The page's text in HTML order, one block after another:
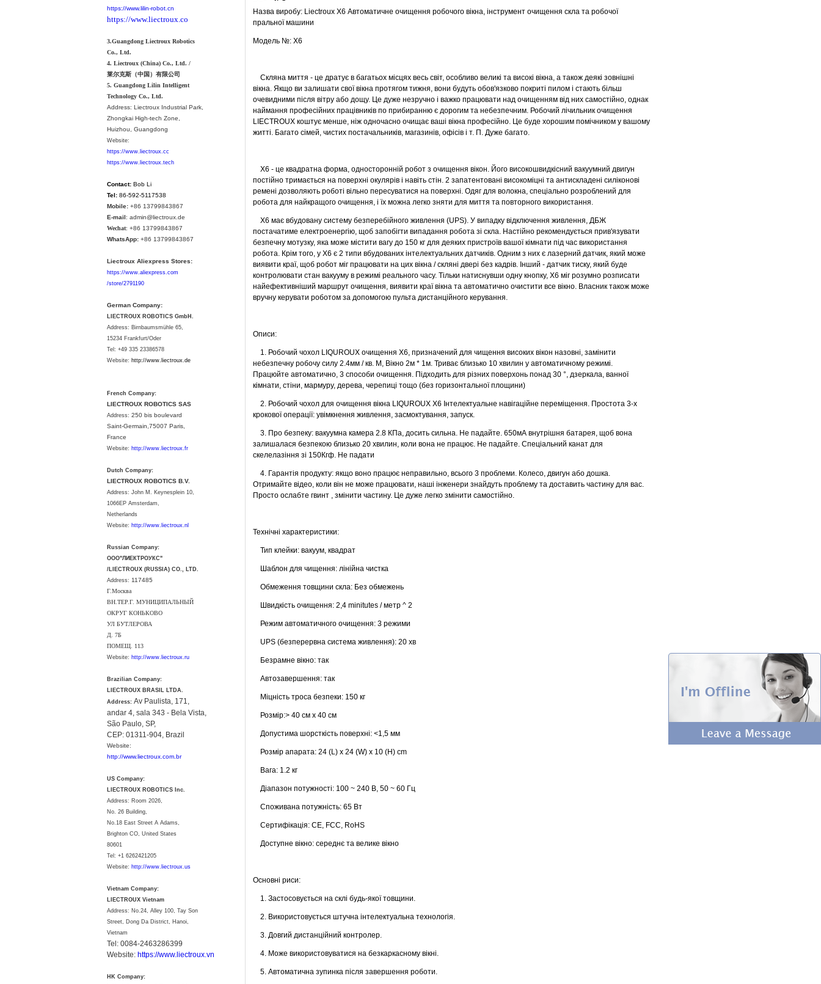
https://www.lilin-robot.cn
https://www.liectroux.co
3.Guangdong Liectroux Robotics
Co., Ltd.
4. Liectroux (China) Co., Ltd. /
莱尔克斯（中国）有限公司
5. Guangdong Lilin Intelligent
Technology Co., Ltd.
Address: Liectroux Industrial Park,
Zhongkai High-tech Zone,
Huizhou, Guangdong
Website:
https://www.liectroux.cc
https://www.liectroux.tech
Contact:Bob Li
Tel:86-592-5117538
Mobile:+86 13799843867
E-mail: admin@liectroux.de
Wechat: +86 13799843867
WhatsApp:+86 13799843867
Liectroux Aliexpress Stores:
https://www.aliexpress.com
/store/2791190
German Company:
LIECTROUX ROBOTICS GmbH.
Address: Birnbaumsmühle 65,
15234 Frankfurt/Oder
Tel: +49 335 23386578
Website: http://www.liectroux.de
French Company:
LIECTROUX ROBOTICS SAS
Address: 250 bis boulevard
Saint-Germain,75007 Paris,
France
Website: http://www.liectroux.fr
Dutch Company:
LIECTROUX ROBOTICS B.V.
Address: John M. Keynesplein 10,
1066EP Amsterdam,
Netherlands
Website: http://www.liectroux.nl
Russian Company:
ООО"ЛИЕКТРОУКС"
/LIECTROUX (RUSSIA) CO., LTD.
Address: 117485
Г.Москва
ВН.ТЕР.Г. МУНИЦИПАЛЬНЫЙ
ОКРУГ КОНЬКОВО
УЛ БУТЛЕРОВА
Д. 7Б
ПОМЕЩ. 113
Website: http://www.liectroux.ru
Brazilian Company:
LIECTROUX BRASIL LTDA.
Address: Av Paulista, 171,
andar 4, sala 343 - Bela Vista,
São Paulo, SP,
CEP: 01311-904, Brazil
Website:
http://www.liectroux.com.br
US Company:
LIECTROUX ROBOTICS Inc.
Address: Room 2026,
No. 26 Building,
No.18 East Street A Adams,
Brighton CO, United States
80601
Tel: +1 6262421205
Website: http://www.liectroux.us
Vietnam Company:
LIECTROUX Vietnam
Address: No.24, Alley 100, Tay Son
Street, Dong Da District, Hanoi,
Vietnam
Tel: 0084-2463286399
Website: https://www.liectroux.vn
HK Company:
Назва виробу: Liectroux X6 Автоматичне очищення робочого вікна, інструмент очищення скла та робочої
пральної машини
Модель №: X6
Скляна миття - це дратує в багатьох місцях весь світ, особливо великі та високі вікна, а також деякі зовнішні
вікна. Якщо ви залишати свої вікна протягом тижня, вони будуть обов'язково покриті пилом і стають більш
очевидними після вітру або дощу. Це дуже незручно і важко працювати над очищенням від них самостійно, однак
наймання професійних працівників по прибиранню є дорогим та небезпечним. Робочий лічильник очищення
LIECTROUX коштує менше, ніж одночасно очищає ваші вікна професійно. Це буде хорошим помічником у вашому
житті. Багато сімей, чистих постачальників, магазинів, офісів і т. П. Дуже багато.
X6 - це квадратна форма, односторонній робот з очищення вікон. Його високошвидкісний вакуумний двигун
постійно тримається на поверхні окулярів і навіть стін. 2 запатентовані високоміцні та антискладені силіконові
ремені дозволяють роботі вільно пересуватися на поверхні. Одяг для волокна, спеціально розроблений для
робота для найкращого очищення, і їх можна легко зняти для миття та повторного використання.
X6 має вбудовану систему безперебійного живлення (UPS). У випадку відключення живлення, ДБЖ
постачатиме електроенергію, щоб запобігти випадання робота зі скла. Настійно рекомендується прив'язувати
безпечну мотузку, яка може містити вагу до 150 кг для деяких пристроїв вашої кімнати під час використання
робота. Крім того, у X6 є 2 типи вбудованих інтелектуальних датчиків. Одним з них є лазерний датчик, який може
виявити краї, щоб робот міг працювати на цих вікна / скляні двері без кадрів. Інший - датчик тиску, який буде
контролювати стан вакууму в режимі реального часу. Тільки натиснувши одну кнопку, X6 міг розумно розписати
найефективніший маршрут очищення, виявити краї вікна та автоматично очистити все вікно. Власник також може
вручну керувати роботом за допомогою пульта дистанційного керування.
Описи:
1. Робочий чохол LIQUROUX очищення X6, призначений для чищення високих вікон назовні, замінити
небезпечну робочу силу 2.4мм / кв. М, Вікно 2м * 1м. Триває близько 10 хвилин у автоматичному режимі.
Працюйте автоматично, 3 способи очищення. Підходить для різних поверхонь понад 30 °, дзеркала, ванної
кімнати, стіни, мармуру, дерева, черепиці тощо (без горизонтальної площини)
2. Робочий чохол для очищення вікна LIQUROUX X6 Інтелектуальне навігаційне переміщення. Простота 3-х
крокової операції: увімкнення живлення, засмоктування, запуск.
3. Про безпеку: вакуумна камера 2.8 КПа, досить сильна. Не падайте. 650мА внутрішня батарея, щоб вона
залишалася безпекою близько 20 хвилин, коли вона не працює. Не падайте. Спеціальний канат для
скелелазіння зі 150Кгф. Не падати
4. Гарантія продукту: якщо воно працює неправильно, всього 3 проблеми. Колесо, двигун або дошка.
Отримайте відео, коли він не може працювати, наші інженери знайдуть проблему та доставить частину для вас.
Просто ослабте гвинт , змінити частину. Це дуже легко змінити самостійно.
Технічні характеристики:
Тип клейки: вакуум, квадрат
Шаблон для чищення: лінійна чистка
Обмеження товщини скла: Без обмежень
Швидкість очищення: 2,4 minitutes / метр ^ 2
Режим автоматичного очищення: 3 режими
UPS (безперервна система живлення): 20 хв
Безрамне вікно: так
Автозавершення: так
Міцність троса безпеки: 150 кг
Розмір:> 40 см х 40 см
Допустима шорсткість поверхні: <1,5 мм
Розмір апарата: 24 (L) x 24 (W) x 10 (H) cm
Вага: 1.2 кг
Діапазон потужності: 100 ~ 240 В, 50 ~ 60 Гц
Споживана потужність: 65 Вт
Сертифікація: CE, FCC, RoHS
Доступне вікно: середнє та велике вікно
Основні риси:
1. Застосовується на склі будь-якої товщини.
2. Використовується штучна інтелектуальна технологія.
3. Довгий дистанційний контролер.
4. Може використовуватися на безкаркасному вікні.
5. Автоматична зупинка після завершення роботи.